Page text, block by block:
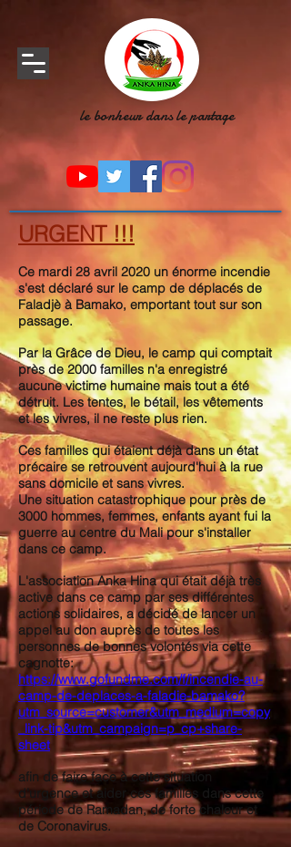
le bonheur dans le partage
URGENT !!!
Ce mardi 28 avril 2020 un énorme incendie
s'est déclaré sur le camp de déplacés de
Faladjè à Bamako, emportant tout sur son
passage.
Par la Grâce de Dieu, le camp qui comptait
près de 2000 familles n'a enregistré
aucune victime humaine mais tout a été
détruit. Les tentes, le bétail, les vêtements
et les vivres, il ne reste plus rien.
Ces familles qui étaient déjà dans un état
précaire se retrouvent aujourd'hui à la rue
sans domicile et sans vivres.
Une situation catastrophique pour près de
3000 hommes, femmes, enfants ayant fui la
guerre au centre du Mali pour s'installer
dans ce camp.
L'association Anka Hina qui était déjà très
active dans ce camp par ses différentes
actions solidaires, a décidé de lancer un
appel au don auprès de toutes les
personnes de bonnes volontés via cette
cagnotte:
https://www.gofundme.com/f/incendie-au-
camp-de-deplaces-a-faladie-bamako?
utm_source=customer&utm_medium=copy
_link-tip&utm_campaign=p_cp+share-
sheet
afin de faire face à cette situation
d'urgence et aider ces familles dans cette
période de Ramadan, de forte chaleur et
de Coronavirus.